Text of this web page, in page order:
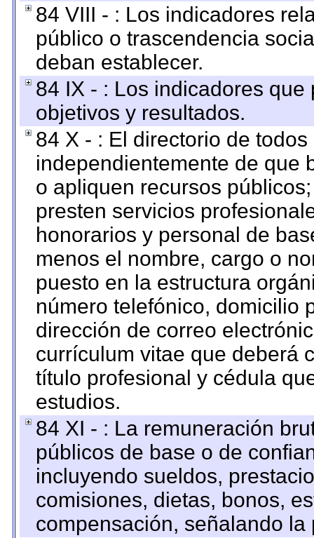
84 VIII - : Los indicadores
público o trascendencia
deban establecer.
84 IX - : Los indicadores
objetivos y resultados.
84 X - : El directorio de
independientemente de que
o apliquen recursos
presten servicios
honorarios y personal de
menos el nombre, cargo o
puesto en la estructura
número telefónico, domicilio
dirección de correo
currículum vitae que deberá
título profesional y cédula
estudios.
84 XI - : La remuneración
públicos de base o de
incluyendo sueldos,
comisiones, dietas, bonos,
compensación, señalando